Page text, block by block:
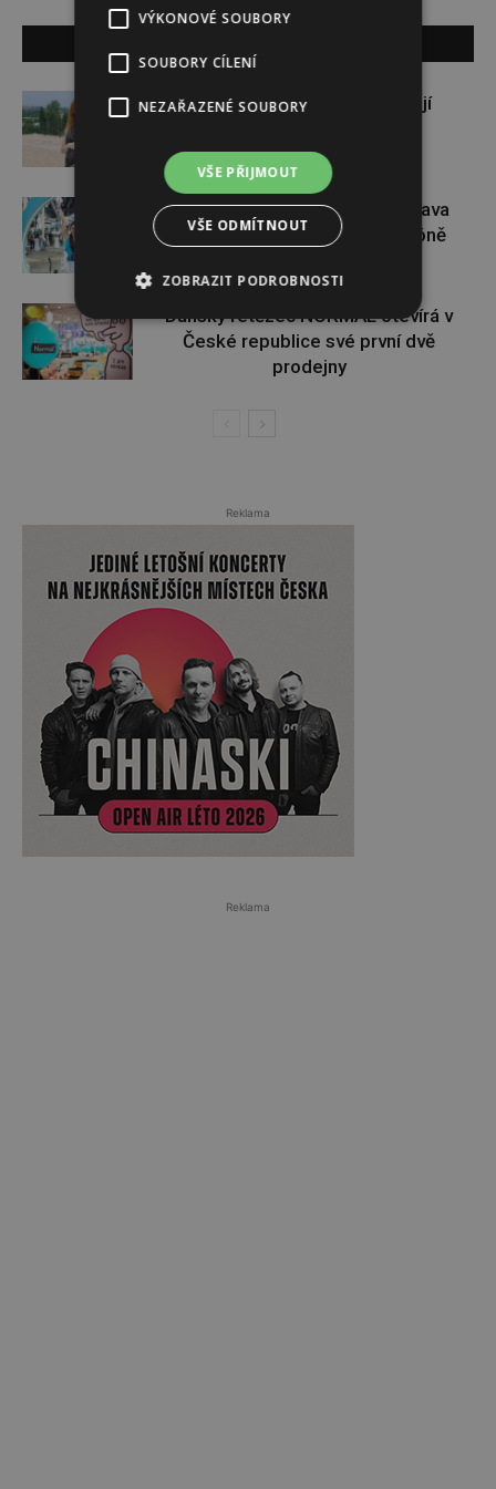
Gabriela Soukalová se nebojí
Dopřejte si na Colours of Ostrava
pauzu plnou zážitků v IQOS zóně
Dánský řetězec NORMAL otevírá v
České republice své první dvě
prodejny
Reklama
Reklama
VÝKONOVÉ SOUBORY
SOUBORY CÍLENÍ
NEZAŘAZENÉ SOUBORY
VŠE PŘIJMOUT
VŠE ODMÍTNOUT
ZOBRAZIT PODROBNOSTI